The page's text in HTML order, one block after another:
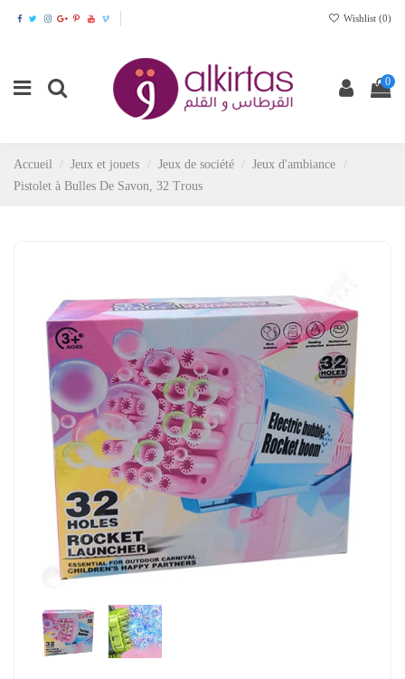
Wishlist (0)
0
Accueil Jeux et jouets Jeux de société
Jeux d'ambiance
Pistolet à Bulles De Savon, 32 Trous